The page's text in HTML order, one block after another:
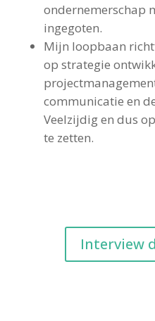
ondernemerschap
ingegoten.
Mijn loopbaan
op strategie
communicatie en
Veelzijdig en dus
te zetten.
Interview